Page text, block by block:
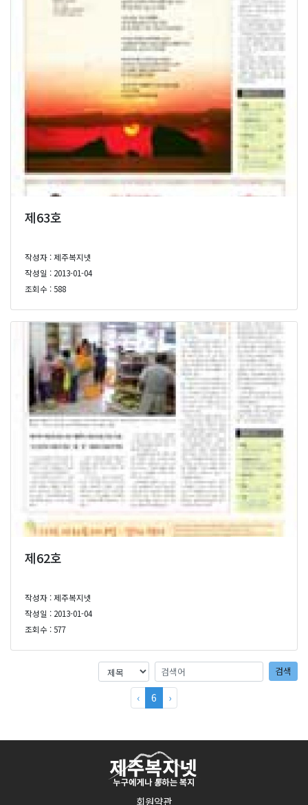
제63호
작성자 : 제주복지넷
작성일 : 2013-01-04
조회수 : 588
제62호
작성자 : 제주복지넷
작성일 : 2013-01-04
조회수 : 577
검색어 검색어 검색
‹ 6 ›
회원약관